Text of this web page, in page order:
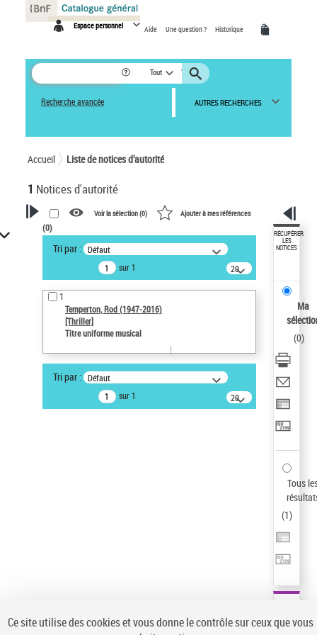
Espace personnel Aide Une question ? Historique
Tout
Recherche avancée AUTRES RECHERCHES
Accueil Liste de notices d’autorité
1 Notices d'autorité
VOTRE RECHERCHE
Recherche avancée dans les
notices d’autorité
Œuvres liées à l'auteur :
Temperton, Rod (1947-2016)
Sauvegarder votre recherche
AFFINER
Type de notice d'autorité
Voir la sélection (0) Ajouter à mes références
(0)
Tri par : Défaut
sur 1
20
résultats/page
1
Temperton, Rod (1947-2016)
[Thriller]
Titre uniforme musical
Tri par : Défaut
sur 1
20
résultats/page
RÉCUPÉRER
LES
NOTICES
Ma
(0)
Tous
(1)
Panneau de gestion des cookies
Ce site utilise des cookies et vous donne le contrôle sur ceux que vous